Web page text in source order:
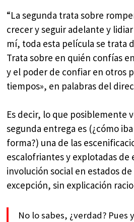
“La segunda trata sobre
crecer y seguir adelante y
mí, toda esta película se trata
Trata sobre en quién confías
y el poder de confiar en otros
tiempos», en palabras del
Es decir, lo que posiblemente
segunda entrega es (¿cómo
forma?) una de las
escalofriantes y explotadas de
involución social en estados
excepción, sin explicación
No lo sabes, ¿verdad? Pues